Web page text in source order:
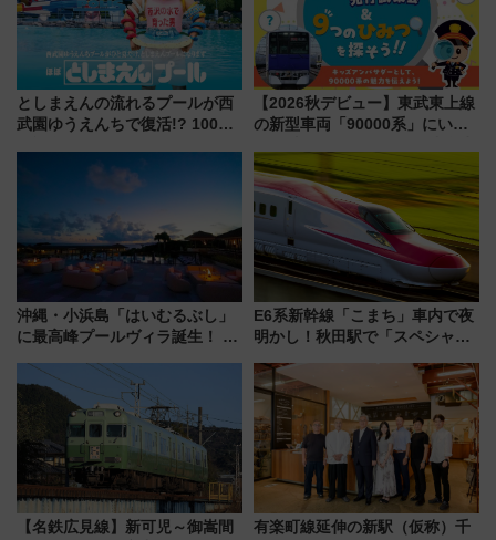
としまえんの流れるプールが西
武園ゆうえんちで復活!? 100周
イダー」に注目 2026年夏は所
【2026秋デビュー】東武東上線
の新型車両「90000系」にいち
向け先行試乗会でキッズアンバ
サダーになろう
沖縄・小浜島「はいむるぶし」
に最高峰プールヴィラ誕生！ 石
美旅「何もしない贅沢」を体験
してみない？
E6系新幹線「こまち」車内で夜
明かし！秋田駅で「スペシャル
法は？
【名鉄広見線】新可児～御嵩間
有楽町線延伸の新駅（仮称）千